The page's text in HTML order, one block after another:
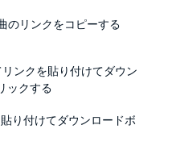
ンクを貼り付けてダウン
ックする